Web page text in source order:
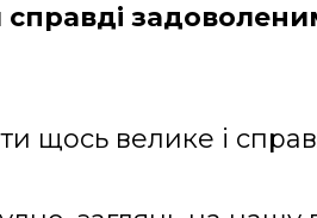
справді
щось велике і